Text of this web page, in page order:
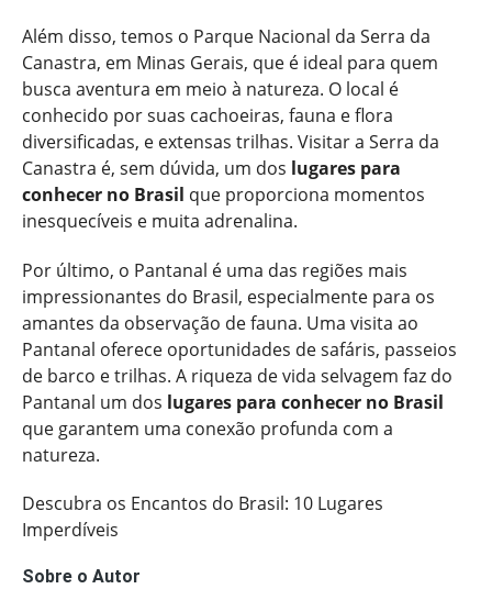
Além disso, temos o Parque Nacional da Serra da
Canastra, em Minas Gerais, que é ideal para quem
busca aventura em meio à natureza. O local é
conhecido por suas cachoeiras, fauna e flora
diversificadas, e extensas trilhas. Visitar a Serra da
Canastra é, sem dúvida, um dos lugares para
conhecer no Brasil que proporciona momentos
inesquecíveis e muita adrenalina.
Por último, o Pantanal é uma das regiões mais
impressionantes do Brasil, especialmente para os
amantes da observação de fauna. Uma visita ao
Pantanal oferece oportunidades de safáris, passeios
de barco e trilhas. A riqueza de vida selvagem faz do
Pantanal um dos lugares para conhecer no Brasil
que garantem uma conexão profunda com a
natureza.
Descubra os Encantos do Brasil: 10 Lugares
Imperdíveis
Sobre o Autor